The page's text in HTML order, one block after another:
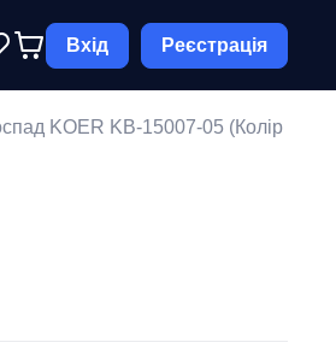
Вхід Реєстрація
KOER KB-15007-05 (Колір